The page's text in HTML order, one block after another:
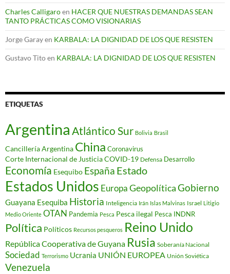
Charles Calligaroen HACER QUE NUESTRAS DEMANDAS SEAN
TANTO PRÁCTICAS COMO VISIONARIAS
Jorge Garayen KARBALA: LA DIGNIDAD DE LOS QUE RESISTEN
Gustavo Titoen KARBALA: LA DIGNIDAD DE LOS QUE RESISTEN
ETIQUETAS
Argentina Atlántico Sur Bolivia Brasil
Cancillería Argentina China Coronavirus
Corte Internacional de JusticiaCOVID-19 Defensa Desarrollo
Economía Esequibo España Estado
Estados Unidos EuropaGeopolíticaGobierno
Guayana Esequiba Historia Inteligencia Irán Islas Malvinas Israel Litigio
Medio Oriente OTAN Pandemia Pesca Pesca ilegal Pesca INDNR
Política Políticos Recursos pesqueros Reino Unido
República Cooperativa de Guyana Rusia Soberanía Nacional
Sociedad Terrorismo Ucrania UNIÓN EUROPEA Unión Soviética
Venezuela